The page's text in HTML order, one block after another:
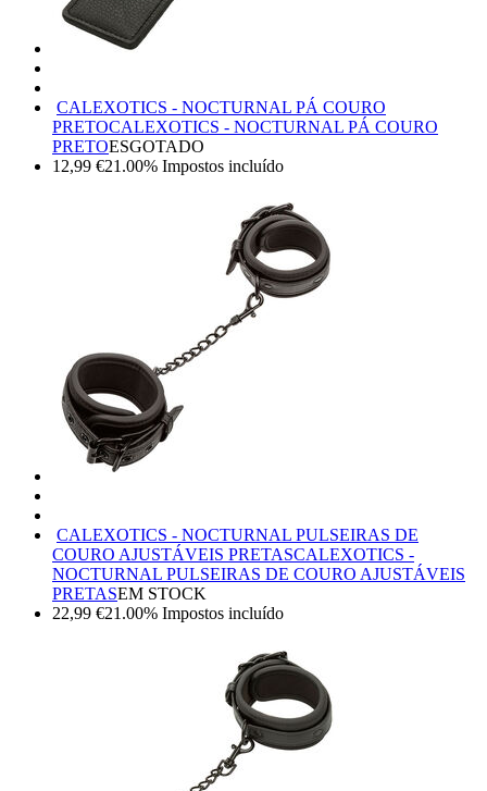
CALEXOTICS - NOCTURNAL PÁ COURO
PRETOCALEXOTICS - NOCTURNAL PÁ COURO
PRETOESGOTADO
12,99 €21.00% Impostos incluído
CALEXOTICS - NOCTURNAL PULSEIRAS DE
COURO AJUSTÁVEIS PRETASCALEXOTICS -
NOCTURNAL PULSEIRAS DE COURO AJUSTÁVEIS
PRETASEM STOCK
22,99 €21.00% Impostos incluído